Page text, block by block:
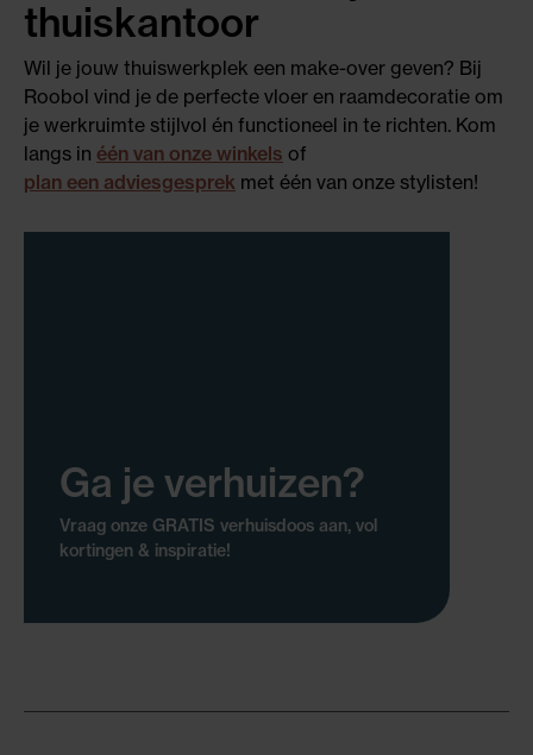
thuiskantoor
Wil je jouw thuiswerkplek een make-over geven? Bij
Roobol vind je de perfecte vloer en raamdecoratie om
je werkruimte stijlvol én functioneel in te richten. Kom
langs in één van onze winkels of
plan een adviesgesprek met één van onze stylisten!
Ga je verhuizen?
Vraag onze GRATIS verhuisdoos aan, vol
kortingen & inspiratie!